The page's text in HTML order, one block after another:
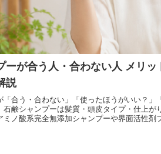
ンキング
れ手順
を見る
インスタグラムVoice
無添加 石鹸早見表
シャンプー早見表
化粧水早見表
ーが合う人・合わない人 メリ
説
「合う・合わない」「使ったほうがいい？
石鹸シャンプーは髪質・頭皮タイプ・仕上
ミノ酸系完全無添加シャンプーや界面活性剤